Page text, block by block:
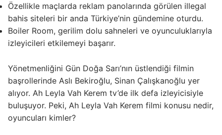
Özellikle maçlarda reklam panolarında görülen illegal
bahis siteleri bir anda Türkiye’nin gündemine oturdu.
Boiler Room, gerilim dolu sahneleri ve oyunculuklarıyla
izleyicileri etkilemeyi başarır.
Yönetmenliğini Gün Doğa Sarı’nın üstlendiği filmin
başrollerinde Aslı Bekiroğlu, Sinan Çalışkanoğlu yer
alıyor. Ah Leyla Vah Kerem tv’de ilk defa izleyicisiyle
buluşuyor. Peki, Ah Leyla Vah Kerem filmi konusu nedir,
oyuncuları kimler?